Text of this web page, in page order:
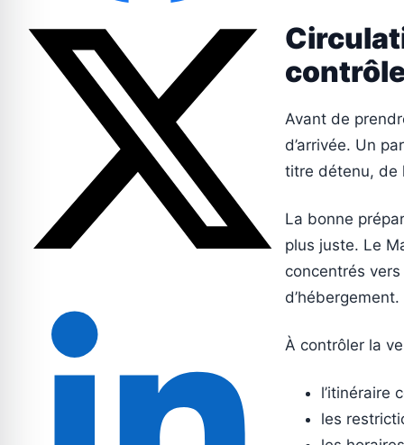
Avant de
d’arrivée. Un
titre détenu, de
La bonne
plus juste. Le
concentrés
d’hébergement.
À contrôler la
l’itinéraire
les